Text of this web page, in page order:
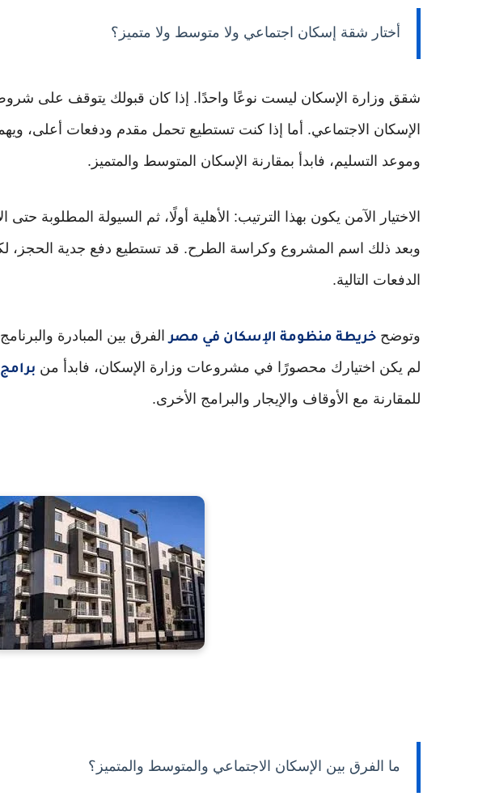
أختار شقة إسكان اجتماعي ولا متوسط ولا متميز؟
شقق وزارة الإسكان ليست نوعًا واحدًا. إذا كان قبولك يتوقف على
الإسكان الاجتماعي. أما إذا كنت تستطيع تحمل مقدم ودفعات أعلى،
وموعد التسليم، فابدأ بمقارنة الإسكان المتوسط والمتميز.
الاختيار الآمن يكون بهذا الترتيب: الأهلية أولًا، ثم السيولة المطلوبة حتى
وبعد ذلك اسم المشروع وكراسة الطرح. قد تستطيع دفع جدية الحجز،
الدفعات التالية.
وتوضح خريطة منظومة الإسكان في مصر الفرق بين المبادرة
لم يكن اختيارك محصورًا في مشروعات وزارة الإسكان، فابدأ من
للمقارنة مع الأوقاف والإيجار والبرامج الأخرى.
ما الفرق بين الإسكان الاجتماعي والمتوسط والمتميز؟